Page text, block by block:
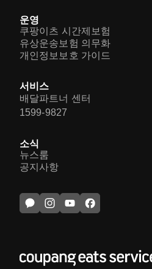
운영
쿠팡이츠 시간제보험
유상운송보험 의무화
개인정보보호 가이드
서비스
배달파트너 센터
1599-9827
소식
뉴스룸
공지사항